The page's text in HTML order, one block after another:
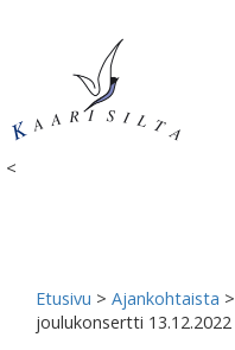
<
Etusivu > Ajankohtaista >
joulukonsertti 13.12.2022